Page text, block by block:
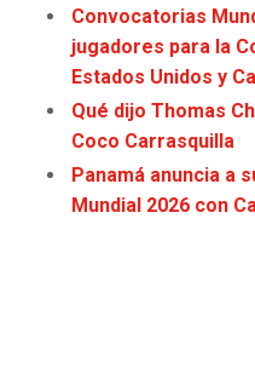
JAGUARS
TITANS
COWBOYS
GIANTS
WIZARDS
WARRIORS
CLIPPERS
LAKERS
Convocatorias
jugadores para la
Estados Unidos y
Qué dijo Thomas
Coco Carrasquilla
Panamá anuncia a
Mundial 2026 con